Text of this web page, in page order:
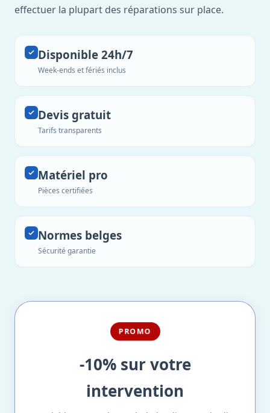
effectuer la plupart des réparations sur place.
Disponible 24h/7
Week-ends et fériés inclus
Devis gratuit
Tarifs transparents
Matériel pro
Pièces certifiées
Normes belges
Sécurité garantie
PROMO
-10% sur votre
intervention